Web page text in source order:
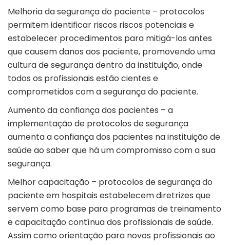
Melhoria da segurança do paciente – protocolos
permitem identificar riscos riscos potenciais e
estabelecer procedimentos para mitigá-los antes
que causem danos aos paciente, promovendo uma
cultura de segurança dentro da instituição, onde
todos os profissionais estão cientes e
comprometidos com a segurança do paciente.
Aumento da confiança dos pacientes – a
implementação de protocolos de segurança
aumenta a confiança dos pacientes na instituição de
saúde ao saber que há um compromisso com a sua
segurança.
Melhor capacitação – protocolos de segurança do
paciente em hospitais estabelecem diretrizes que
servem como base para programas de treinamento
e capacitação contínua dos profissionais de saúde.
Assim como orientação para novos profissionais ao